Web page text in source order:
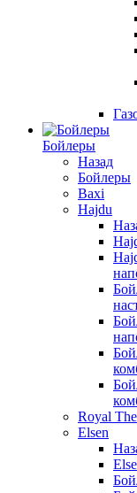
Бойлеры
Назад
Бойлеры
Baxi
Hajdu
Royal
Elsen